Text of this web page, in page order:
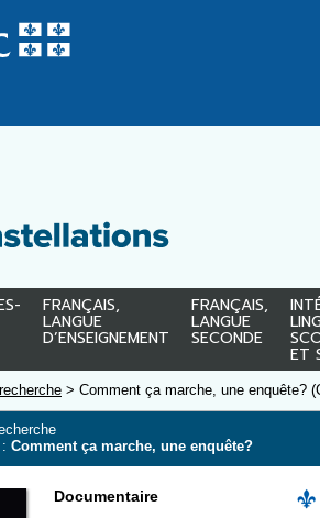
FRANÇAIS,
LANGUE
D’ENSEIGNEMENT
FRANÇAIS,
LANGUE
SECONDE
ET
> Comment ça marche, une enquête?
Comment ça marche, une enquête?
Documentaire